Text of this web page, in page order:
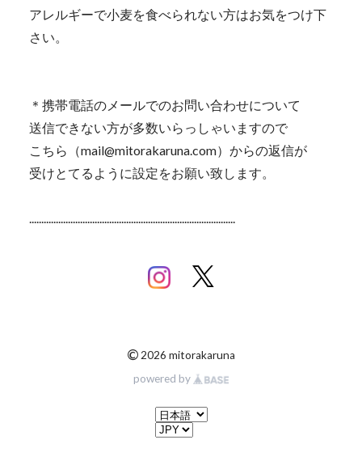
アレルギーで小麦を食べられない方はお気をつけ下
さい。
＊携帯電話のメールでのお問い合わせについて
送信できない方が多数いらっしゃいますので
こちら（mail@mitorakaruna.com）からの返信が
受けとてるように設定をお願い致します。
.....................................................................................
©2026 mitorakaruna
powered by